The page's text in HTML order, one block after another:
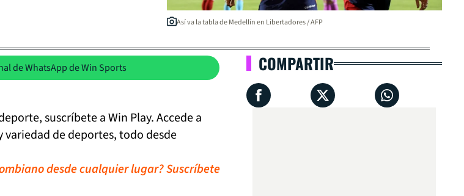
Así va la tabla de Medellín en Libertadores / AFP
de WhatsApp de Win Sports
suscríbete a Win Play. Accede a
de deportes, todo desde
desde cualquier lugar? Suscríbete
COMPARTIR